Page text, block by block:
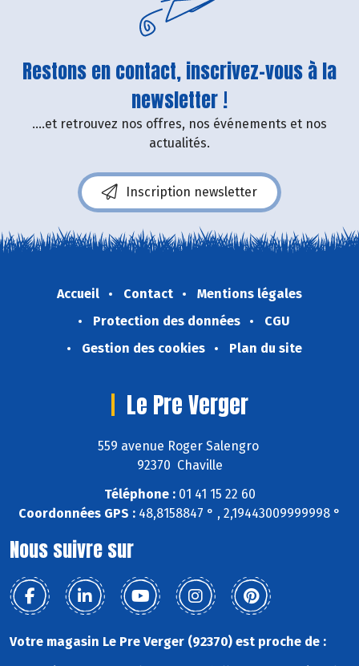
Restons en contact, inscrivez-vous à la
newsletter !
....et retrouvez nos offres, nos événements et nos
actualités.
Inscription newsletter
Accueil Contact
Mentions légales
Protection des données
CGU
Gestion des cookies
Plan du site
Le Pre Verger
559 avenue Roger Salengro
92370 Chaville
Téléphone :01 41 15 22 60
Coordonnées GPS : 48,8158847 ° , 2,19443009999998 °
Nous suivre sur
Votre magasin Le Pre Verger (92370) est proche de :